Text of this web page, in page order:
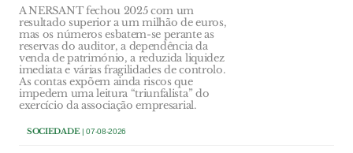
A NERSANT fechou 2025 com um
resultado superior a um milhão de euros,
mas os números esbatem-se perante as
reservas do auditor, a dependência da
venda de património, a reduzida liquidez
imediata e várias fragilidades de controlo.
As contas expõem ainda riscos que
impedem uma leitura “triunfalista” do
exercício da associação empresarial.
SOCIEDADE| 07-08-2026